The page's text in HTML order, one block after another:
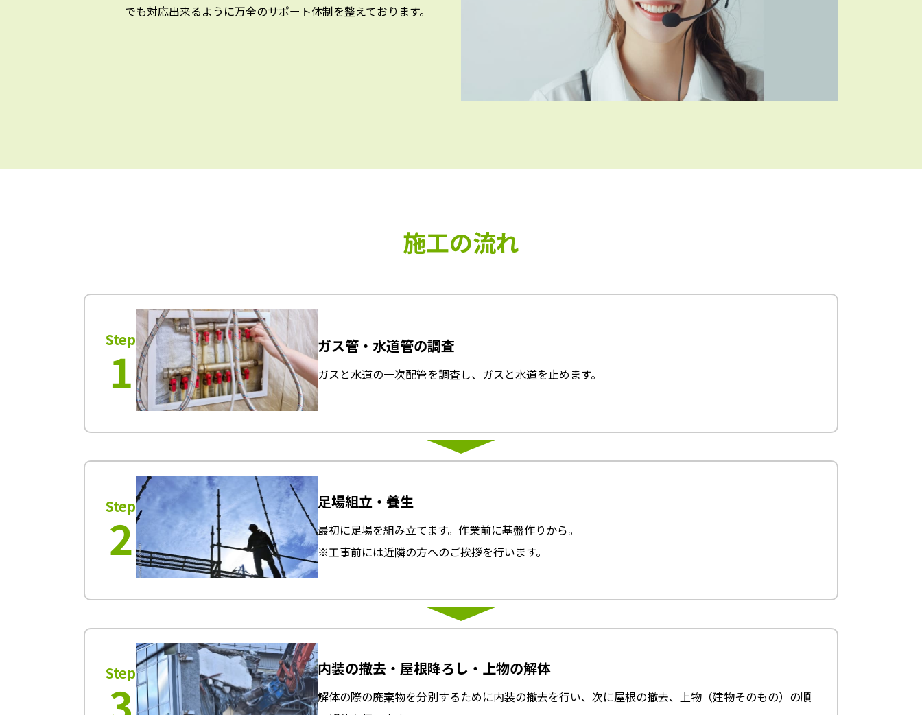
でも対応出来るように万全のサポート体制を整えております。
施工の流れ
Step
1 ガス管・水道管の調査
ガスと水道の一次配管を調査し、ガスと水道を止めます。
Step
2
足場組立・養生
最初に足場を組み立てます。作業前に基盤作りから。
※工事前には近隣の方へのご挨拶を行います。
Step 内装の撤去・屋根降ろし ・上物の解体
解体の際の廃棄物を分別するために内装の撤去を行い、次に屋根の撤去、上物（建物そのもの）の順